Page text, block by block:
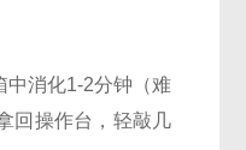
中消化1-2分钟（难
回操作台，轻敲几